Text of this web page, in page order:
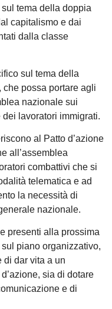
tema della doppia
capitalismo e dai
dalla classe
sul tema della
che possa portare agli
nazionale sui
lavoratori immigrati.
al Patto d’azione
all’assemblea
combattivi che si
telematica e ad
la necessità di
nazionale.
presenti alla prossima
piano organizzativo,
di dar vita a un
sia di dotare
e di